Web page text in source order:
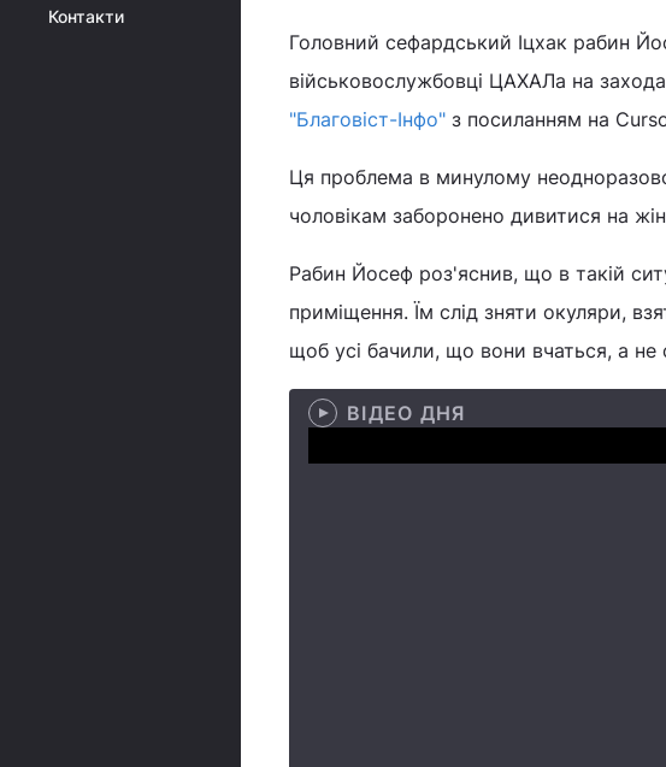
Контакти
Головний сефардський Іцхак рабин
військовослужбовці ЦАХАЛа на
"Благовіст-Інфо" з посиланням на
Ця проблема в минулому
чоловікам заборонено дивитися на
Рабин Йосеф роз'яснив, що в такій
приміщення. Їм слід зняти окуляри,
щоб усі бачили, що вони вчаться, а не
ВІДЕО ДНЯ